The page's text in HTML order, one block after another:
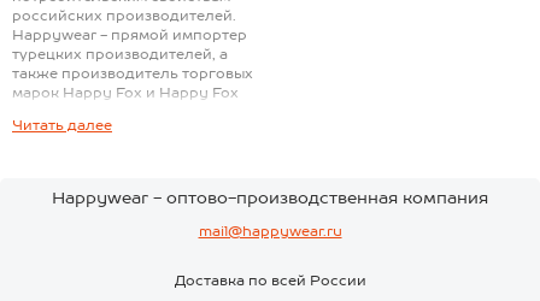
российских производителей.
Happywear - прямой импортер
турецких производителей, а
также производитель торговых
марок Happy Fox и Happy Fox
каталоге интернет-магазина есть
не модерируются - так мы
качестве продукции наших
Читать далее
Happywear - оптово-производственная компания
mail@happywear.ru
Доставка по всей России